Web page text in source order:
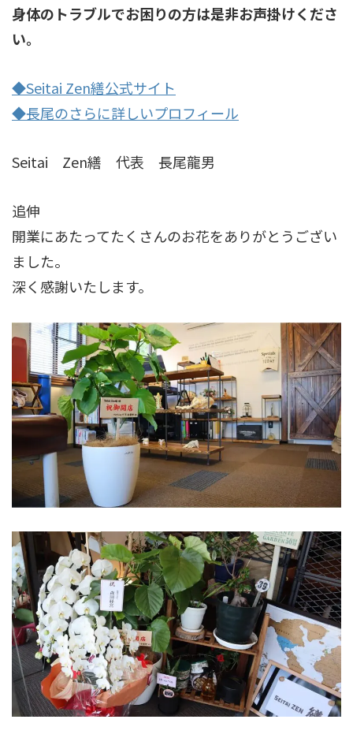
身体のトラブルでお困りの方は是非お声掛けくださ
い。
◆Seitai Zen繕公式サイト
◆長尾のさらに詳しいプロフィール
Seitai Zen繕 代表 長尾龍男
追伸
開業にあたってたくさんのお花をありがとうござい
ました。
深く感謝いたします。